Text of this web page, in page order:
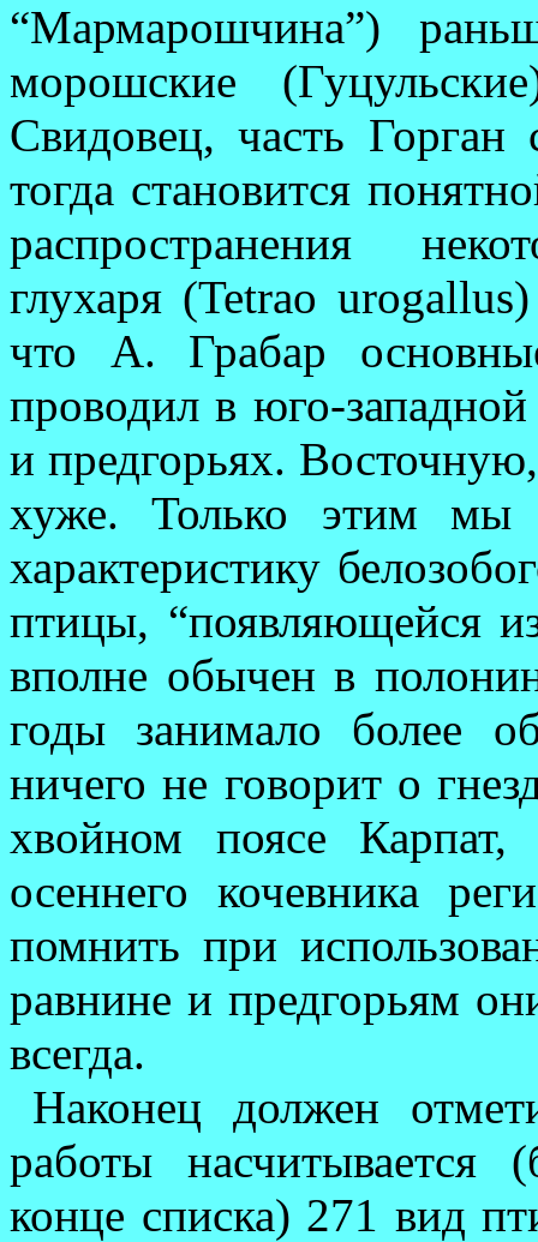
“Мармарошчина”)
морошские
Свидовец, часть Гор­ган
тогда становится
распространения
глухаря (Tetrao
что А. Грабар
проводил в юго-
и предгорьях.
хуже. Только этим мы
характеристику
птицы, “появляющейся
вполне обычен в
годы занимало более
ничего не говорит о
хвойном поясе Карпат,
осеннего кочевника
помнить при
равнине и предгорьям
всегда.
Наконец должен
работы насчитывается
конце списка) 271 вид